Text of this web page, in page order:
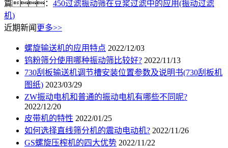
篇： 450过滤振动筛在豆浆过滤中的应用(振动过滤
机)
近期新闻 更多>>
螺旋输送机的应用特点 2022/12/03
钨粉筛分使用哪种振动筛比较好? 2022/11/13
730刮板输送机调节槽安装位置参数及说明书(730刮板机
图纸) 2023/03/29
ZW振动电机和普通的振动电机有哪些不同呢?
2022/12/20
皮带机的特性 2022/01/25
如何选择直线筛分机的震动电动机? 2022/11/26
GS螺旋压榨机的四大优势 2022/11/22